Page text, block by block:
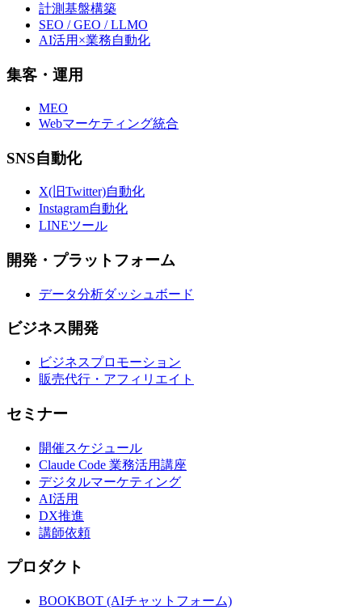
計測基盤構築
SEO / GEO / LLMO
AI活用×業務自動化
集客・運用
MEO
Webマーケティング統合
SNS自動化
X(旧Twitter)自動化
Instagram自動化
LINEツール
開発・プラットフォーム
データ分析ダッシュボード
ビジネス開発
ビジネスプロモーション
販売代行・アフィリエイト
セミナー
開催スケジュール
Claude Code 業務活用講座
デジタルマーケティング
AI活用
DX推進
講師依頼
プロダクト
BOOKBOT (AIチャットフォーム)